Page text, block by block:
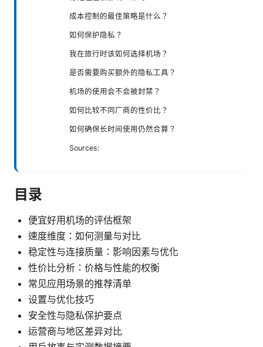
成本控制的最佳策略是什么？
如何保护隐私？
我在旅行时该如何选择机场？
是否需要购买额外的隐私工具？
机场的使用会不会被封禁？
如何比较不同厂商的性价比？
如何确保长时间使用仍然合算？
Sources:
目录
便宜好用机场的评估框架
速度维度：如何测量与对比
稳定性与连接质量：影响因素与优化
性价比分析：价格与性能的权衡
常见应用场景的推荐清单
设置与优化技巧
安全性与隐私保护要点
运营商与地区差异对比